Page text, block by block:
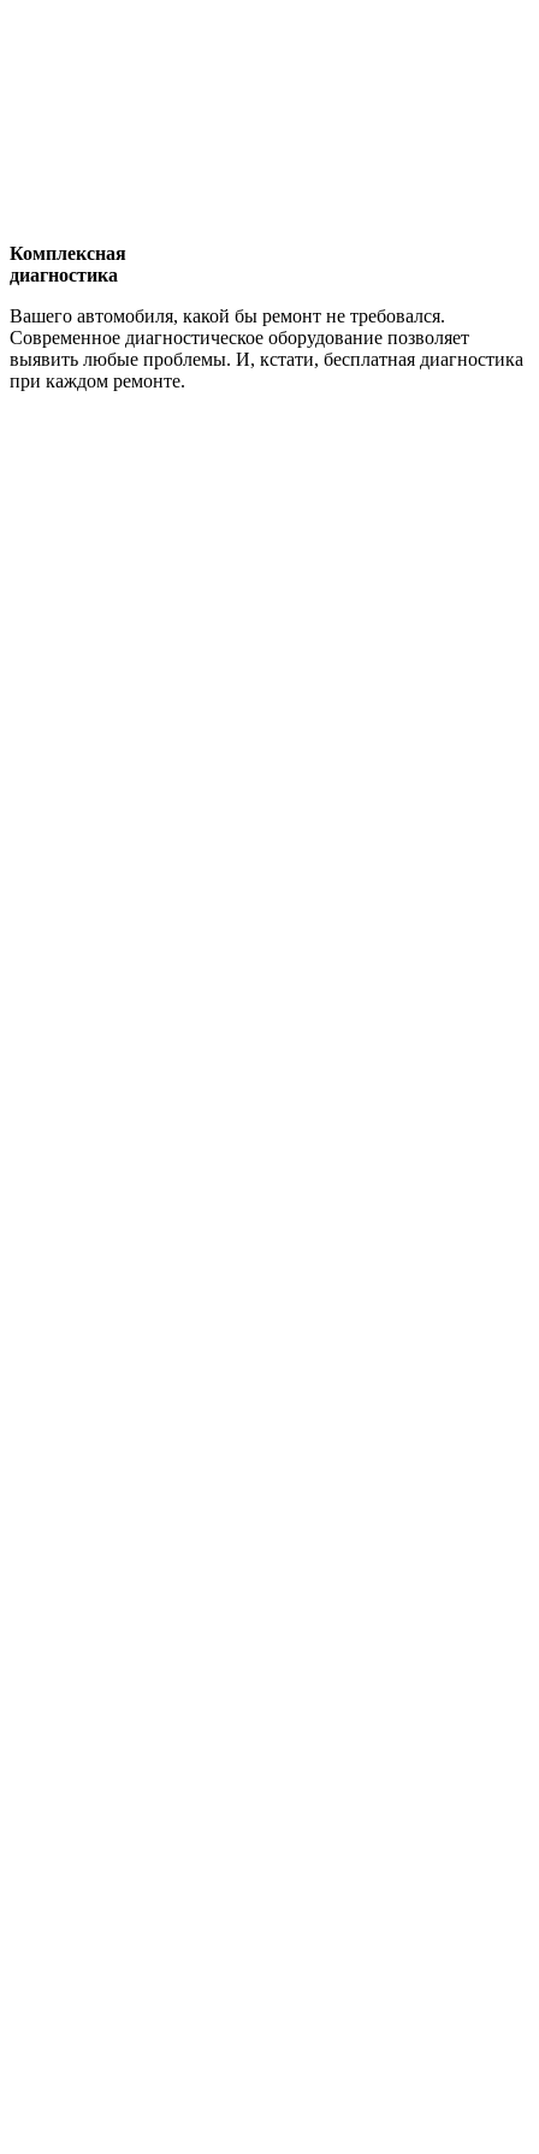
Комплексная
диагностика
Вашего автомобиля, какой бы ремонт не требовался.
Современное диагностическое оборудование позволяет
выявить любые проблемы. И, кстати, бесплатная диагностика
при каждом ремонте.